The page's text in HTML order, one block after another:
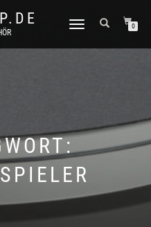
NAVIGATION
0